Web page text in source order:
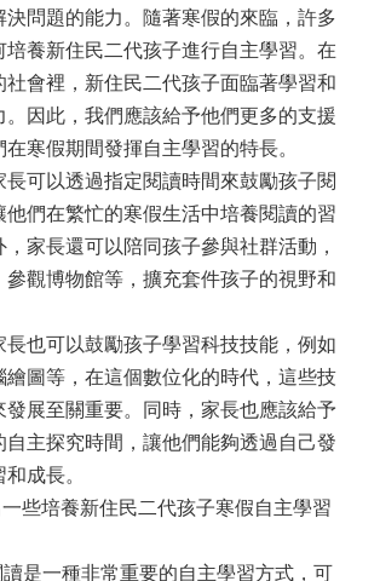
決問題的能力。隨著寒假的來臨，許多
培養新住民二代孩子進行自主學習。在
社會裡，新住民二代孩子面臨著學習和
。因此，我們應該給予他們更多的支援
寒假期間發揮自主學習的特長。
可以透過指定閱讀時間來鼓勵孩子閱
他們在繁忙的寒假生活中培養閱讀的習
家長還可以陪同孩子參與社群活動，
參觀博物館等，擴充套件孩子的視野和
也可以鼓勵孩子學習科技技能，例如
繪圖等，在這個數位化的時代，這些技
發展至關重要。同時，家長也應該給予
自主探究時間，讓他們能夠透過自己發
成長。
些培養新住民二代孩子寒假自主學習
是一種非常重要的自主學習方式，可